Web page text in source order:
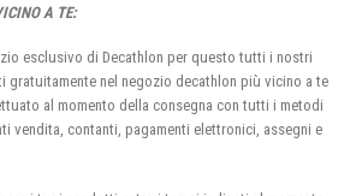
A TE:
esclusivo di Decathlon per questo tutti i nostri
gratuitamente nel negozio decathlon più vicino a te
al momento della consegna con tutti i metodi
vendita, contanti, pagamenti elettronici, assegni e